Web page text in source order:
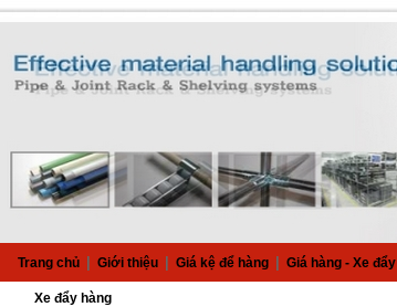
Trang chủ Giới thiệu Giá kệ để hàng Giá hàng - Xe đẩy
Xe đẩy hàng